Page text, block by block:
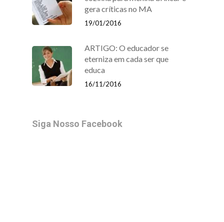
gera críticas no MA
19/01/2016
ARTIGO: O educador se
eterniza em cada ser que
educa
16/11/2016
Siga Nosso Facebook